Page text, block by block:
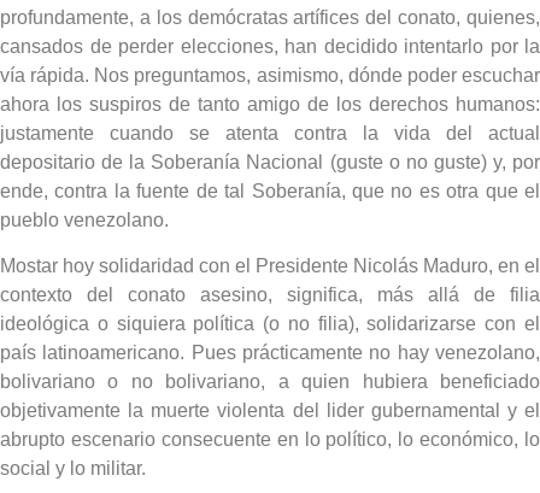
profundamente, a los demócratas artífices del conato, quienes,
cansados de perder elecciones, han decidido intentarlo por la
vía rápida. Nos preguntamos, asimismo, dónde poder escuchar
ahora los suspiros de tanto amigo de los derechos humanos:
justamente cuando se atenta contra la vida del actual
depositario de la Soberanía Nacional (guste o no guste) y, por
ende, contra la fuente de tal Soberanía, que no es otra que el
pueblo venezolano.
Mostar hoy solidaridad con el Presidente Nicolás Maduro, en el
contexto del conato asesino, significa, más allá de filia
ideológica o siquiera política (o no filia), solidarizarse con el
país latinoamericano. Pues prácticamente no hay venezolano,
bolivariano o no bolivariano, a quien hubiera beneficiado
objetivamente la muerte violenta del lider gubernamental y el
abrupto escenario consecuente en lo político, lo económico, lo
social y lo militar.